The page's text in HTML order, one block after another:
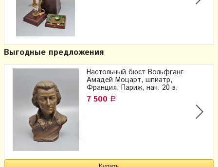
Выгодные предложения
Настольный бюст Вольфганг
Амадей Моцарт, шпиатр,
Франция, Париж, нач. 20 в.
7 500 Р